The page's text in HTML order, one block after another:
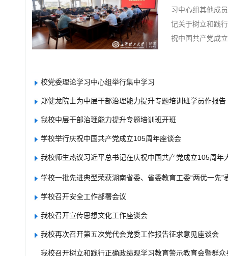
习中心组其他成
记关于树立和践
祝中国共产党成
校党委理论学习中心组举行集中学习
郑健龙院士为中层干部治理能力提升专题培训班学员作报告
我校中层干部治理能力提升专题培训班开班
学校举行庆祝中国共产党成立105周年座谈会
我校师生热议习近平总书记在庆祝中国共产党成立105周年
学校一批先进典型荣获湖南省委、省委教育工委“两优一先”
学校召开安全工作部署会议
我校召开宣传思想文化工作座谈会
我校再次召开第五次党代会党委工作报告征求意见座谈会
我校召开树立和践行正确政绩观学习教育警示教育会暨群